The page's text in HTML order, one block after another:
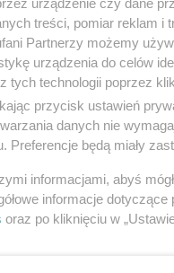
Brytanii i Irlandii
do
Traktatu o
terytoria lub
w sojuszu z
Wielkiej Brytanii i
wystąpienia
treści, pomiar reklam i
Partnerzy możemy
urządzenia do celów
tych technologii poprzez
przycisk ustawień
danych nie
Preferencje będą miały
informacjami, abyś
informacje
oraz po kliknięciu w